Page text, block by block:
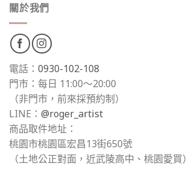
關於我們
電話： 0930-102-108
門市：每日 11:00～20:00
（非門市，前來採預約制）
LINE： @roger_artist
商品取件地址：
桃園市桃園區宏昌13街650號
（土地公正對面，近武陵高中、桃園愛買）